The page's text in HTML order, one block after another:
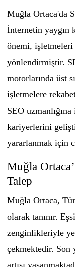
Muğla Ortaca'da
İnternetin yaygın
önemi, işletmeleri
yönlendirmiştir.
motorlarında üst
işletmelere
SEO
kariyerlerini
yararlanmak için
Muğla
Talep
Muğla Ortaca,
olarak tanınır.
zenginlikleriyle
çekmektedir. Son
artışı